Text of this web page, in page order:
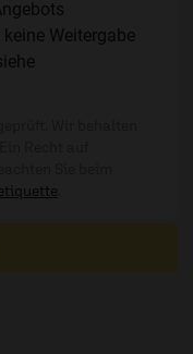
Weitergabe